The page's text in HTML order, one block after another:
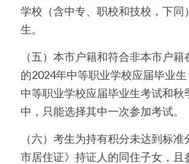
学校（含中专、职校和技校，下同
生。
（五）本市户籍和符合非本市户
的2024年中等职业学校应届毕业
中等职业学校应届毕业生考试和秋
中，只能选择其中一次参加考试。
（六）考生为持有积分未达到标
市居住证》持证人的同住子女，且